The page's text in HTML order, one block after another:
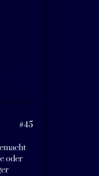
#45
oder